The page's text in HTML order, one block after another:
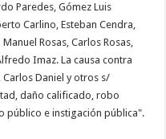
Paredes, Gómez Luis
Carlino, Esteban Cendra,
Rosas, Carlos Rosas,
Imaz. La causa contra
Daniel y otros s/
daño calificado, robo
público e instigación pública".